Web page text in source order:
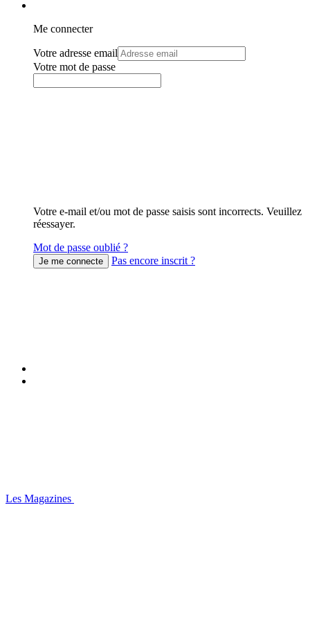
Me connecter
Votre adresse email
Votre mot de passe
Votre e-mail et/ou mot de passe saisis sont incorrects. Veuillez
réessayer.
Mot de passe oublié ?
Pas encore inscrit ?
Les Magazines